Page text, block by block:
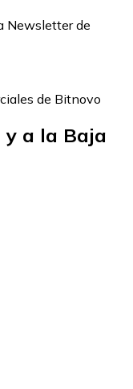
Newsletter de
de Bitnovo
y a la Baja